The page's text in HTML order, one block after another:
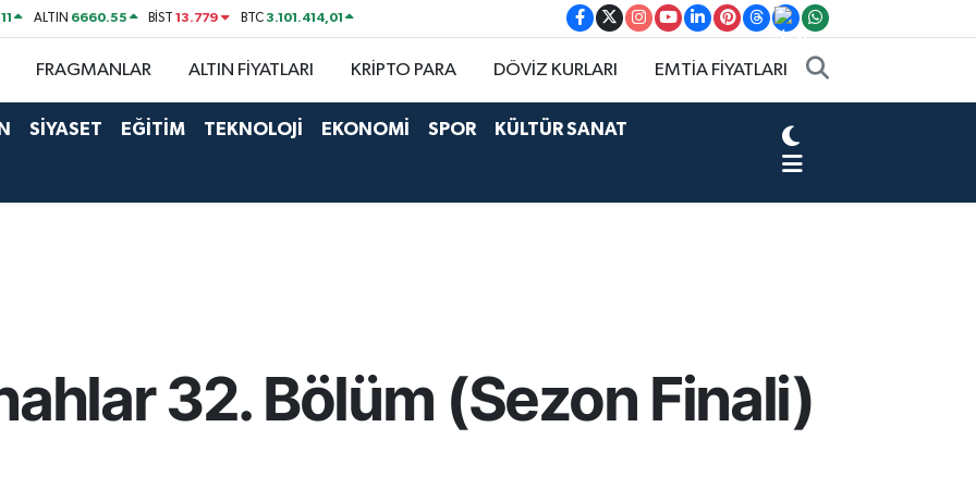
ALTIN 6660.55 BİST13.779 BTC3.101.414,01
FRAGMANLAR ALTIN FİYATLARI KRİPTO PARA DÖVİZ KURLARI EMTİA FİYATLARI
SİYASET EĞİTİM TEKNOLOJİ EKONOMİ SPOR KÜLTÜR SANAT
32. Bölüm (Sezon Finali)